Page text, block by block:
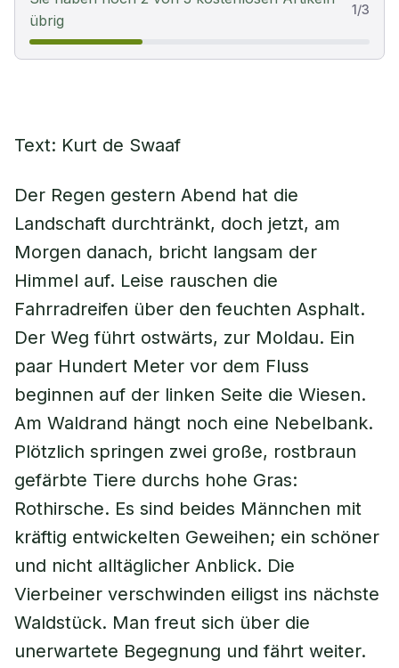
übrig
1/3
Text: Kurt de Swaaf
Der Regen gestern Abend hat die
Landschaft durchtränkt, doch jetzt, am
Morgen danach, bricht langsam der
Himmel auf. Leise rauschen die
Fahrradreifen über den feuchten Asphalt.
Der Weg führt ostwärts, zur Moldau. Ein
paar Hundert Meter vor dem Fluss
beginnen auf der linken Seite die Wiesen.
Am Waldrand hängt noch eine Nebelbank.
Plötzlich springen zwei große, rostbraun
gefärbte Tiere durchs hohe Gras:
Rothirsche. Es sind beides Männchen mit
kräftig entwickelten Geweihen; ein schöner
und nicht alltäglicher Anblick. Die
Vierbeiner verschwinden eiligst ins nächste
Waldstück. Man freut sich über die
unerwartete Begegnung und fährt weiter.